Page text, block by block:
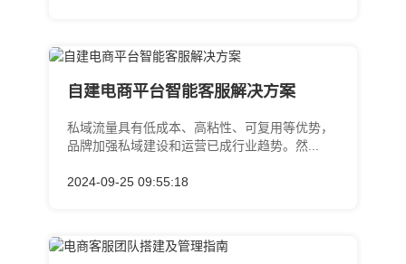
自建电商平台智能客服解决方案
私域流量具有低成本、高粘性、可复用等优势，
品牌加强私域建设和运营已成行业趋势。然...
2024-09-25 09:55:18